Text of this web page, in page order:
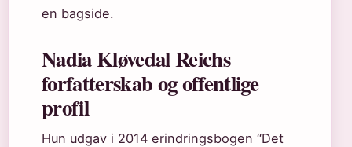
en bagside.
Nadia Kløvedal Reichs
forfatterskab og offentlige
profil
Hun udgav i 2014 erindringsbogen “Det